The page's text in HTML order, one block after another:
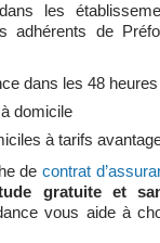
les
adhérents de
dans les 48 heures
domicile
à tarifs
decontrat
gratuite et
vous aide à